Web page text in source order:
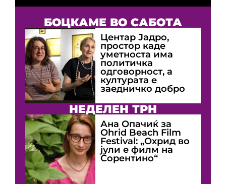
БОЦКАМЕ ВО САБОТА
Центар Јадро,
простор каде
уметноста има
политичка
одговорност, а
културата е
заедничко добро
НЕДЕЛЕН ТРН
Ана Опачиќ за
Оhrid Beach Film
Festival: „Охрид во
јули е филм на
Сорентино“